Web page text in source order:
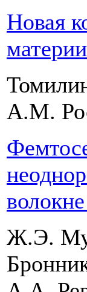
Новая
материи
А.М.
Ж.Э.